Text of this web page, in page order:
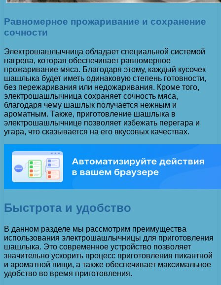
Равномерное прожаривание и сохранение
сочности
Электрошашлычница обладает специальной системой
нагрева, которая обеспечивает равномерное
прожаривание мяса. Благодаря этому, каждый кусочек
шашлыка будет иметь одинаковую степень готовности,
без пережаривания или недожаривания. Кроме того,
электрошашлычница сохраняет сочность мяса,
благодаря чему шашлык получается нежным и
ароматным. Также, приготовление шашлыка в
электрошашлычнице позволяет избежать перегара и
угара, что сказывается на его вкусовых качествах.
Быстрота и удобство
В данном разделе мы рассмотрим преимущества
использования электрошашлычницы для приготовления
шашлыка. Это современное устройство позволяет
значительно ускорить процесс приготовления пикантной
и ароматной пищи, а также обеспечивает максимальное
удобство во время приготовления.